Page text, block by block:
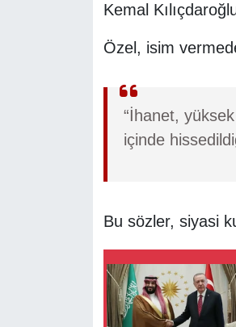
Kemal
Özel, isim
“İhanet,
içinde
Bu sözler, siyasi